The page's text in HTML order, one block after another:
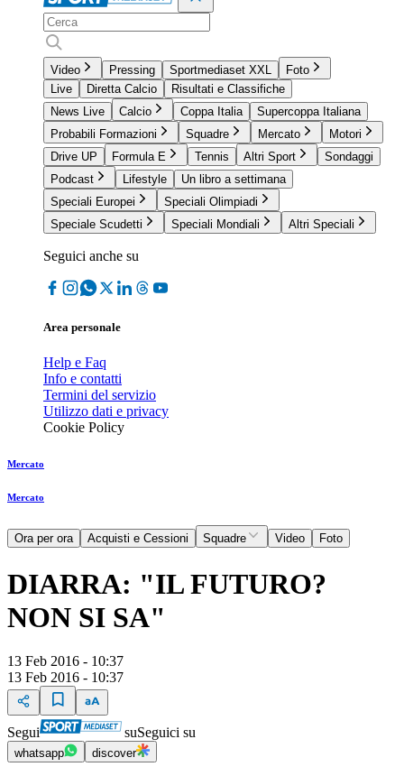
Video Pressing Sportmediaset XXL
Foto
Live
Diretta Calcio
Risultati e Classifiche
News Live
Calcio Coppa Italia
Supercoppa Italiana
Probabili Formazioni
Squadre Mercato
Motori
Drive UP
Formula E Tennis Altri Sport
Sondaggi
Podcast
Lifestyle
Un libro a settimana
Speciali Europei
Speciali Olimpiadi
Speciale Scudetti
Speciali Mondiali Altri Speciali
Seguici anche su
Area personale
Help e Faq
Info e contatti
Termini del servizio
Utilizzo dati e privacy
Cookie Policy
Mercato
Mercato
Ora per ora Acquisti e Cessioni Squadre Video Foto
DIARRA: "IL FUTURO?
NON SI SA"
13 Feb 2016 - 10:37
13 Feb 2016 - 10:37
Segui suSeguici su
whatsapp discover